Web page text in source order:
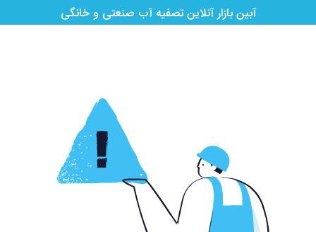
آبین بازار آنلاین تصفیه آب صنعتی و خانگی